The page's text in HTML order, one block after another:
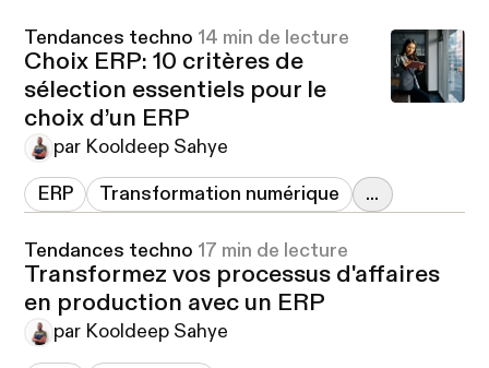
Tendances techno 14 min de lecture
Choix ERP: 10 critères de
sélection essentiels pour le
choix d’un ERP
par Kooldeep Sahye
ERP Transformation numérique ...
Tendances techno 17 min de lecture
Transformez vos processus d'affaires
en production avec un ERP
par Kooldeep Sahye